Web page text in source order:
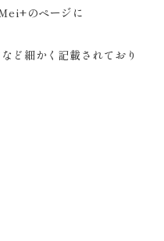
のページに
ど細かく記載されており